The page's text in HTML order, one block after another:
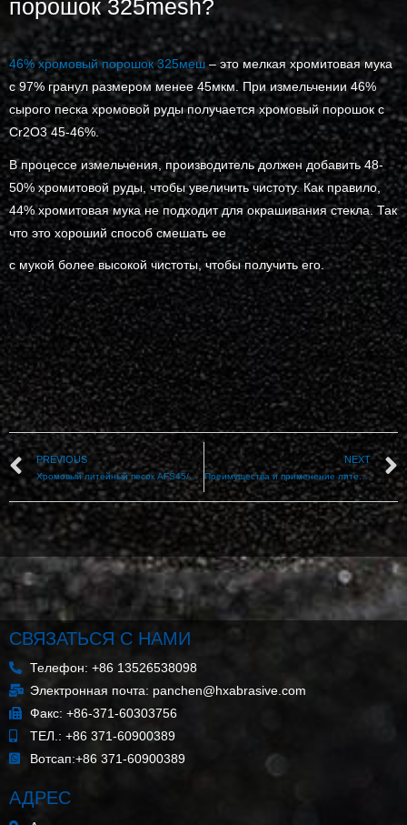
порошок 325mesh?
46% хромовый порошок 325меш– это мелкая хромитовая мука
с 97% гранул размером менее 45мкм. При измельчении 46%
сырого песка хромовой руды получается хромовый порошок с
Cr2O3 45-46%.
В процессе измельчения, производитель должен добавить 48-
50% хромитовой руды, чтобы увеличить чистоту. Как правило,
44% хромитовая мука не подходит для окрашивания стекла. Так
что это хороший способ смешать ее
с мукой более высокой чистоты, чтобы получить его.
PREVIOUS
Хромовый литейный песок AFS45/55 для литья железнодорожных стрелочных переводов
NEXT
Преимущества и применение литейного хромитового песка
СВЯЗАТЬСЯ С НАМИ
Телефон: +86 13526538098
Электронная почта: panchen@hxabrasive.com
Факс: +86-371-60303756
ТЕЛ.: +86 371-60900389
Вотсап:+86 371-60900389
АДРЕС